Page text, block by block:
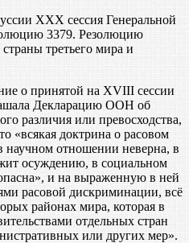
XXX сессия Генеральной
3379. Резолюцию
третьего мира и
о принятой на XVIII сессии
Декларацию ООН об
различия или превосходства,
«всякая доктрина о расовом
научном отношении неверна, в
осуждению, в социальном
и на выраженную в ней
расовой дискриминации, всё
районах мира, которая в
отдельных стран
или других мер».